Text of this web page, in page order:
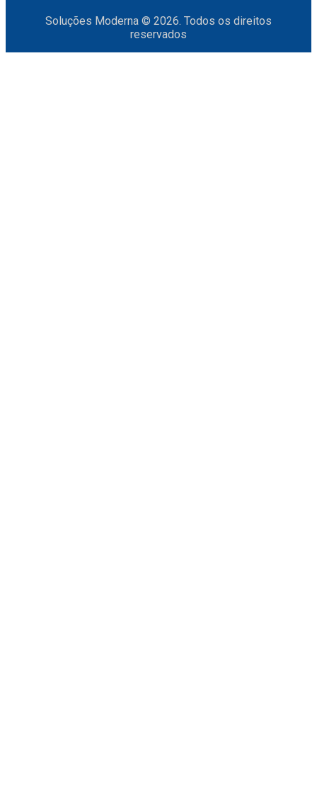
Soluções Moderna © 2026. Todos os direitos
reservados